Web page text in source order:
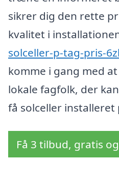
sikrer dig den rette
kvalitet i
solceller-p-tag-pris-
komme i gang med
lokale fagfolk, der
få solceller installeret
Få 3 tilbud, gratis